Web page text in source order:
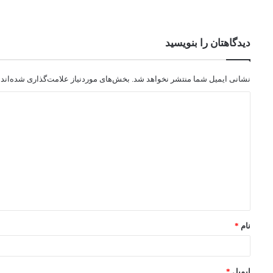
دیدگاهتان را بنویسید
نشانی ایمیل شما منتشر نخواهد شد. بخش‌های موردنیاز علامت‌گذاری شده‌اند
نام *